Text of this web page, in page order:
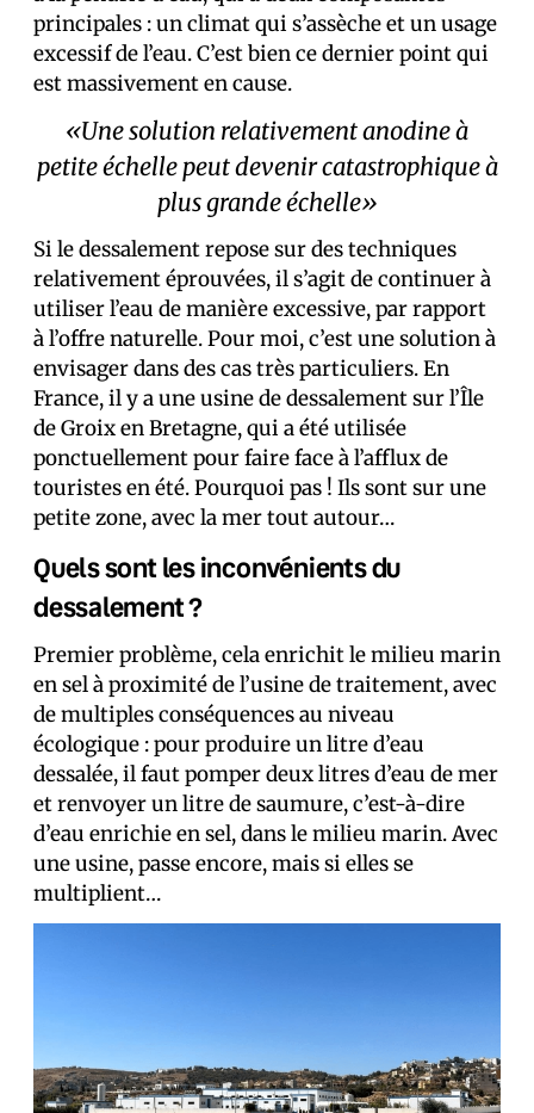
principales : un climat qui s’assèche et un usage
excessif de l’eau. C’est bien ce dernier point qui
est massivement en cause.
«Une solution relativement anodine à
petite échelle peut devenir catastrophique à
plus grande échelle»
Si le dessalement repose sur des techniques
relativement éprouvées, il s’agit de continuer à
utiliser l’eau de manière excessive, par rapport
à l’offre naturelle. Pour moi, c’est une solution à
envisager dans des cas très particuliers. En
France, il y a une usine de dessalement sur l’Île
de Groix en Bretagne, qui a été utilisée
ponctuellement pour faire face à l’afflux de
touristes en été. Pourquoi pas ! Ils sont sur une
petite zone, avec la mer tout autour…
Quels sont les inconvénients du
dessalement ?
Premier problème, cela enrichit le milieu marin
en sel à proximité de l’usine de traitement, avec
de multiples conséquences au niveau
écologique : pour produire un litre d’eau
dessalée, il faut pomper deux litres d’eau de mer
et renvoyer un litre de saumure, c’est-à-dire
d’eau enrichie en sel, dans le milieu marin. Avec
une usine, passe encore, mais si elles se
multiplient…